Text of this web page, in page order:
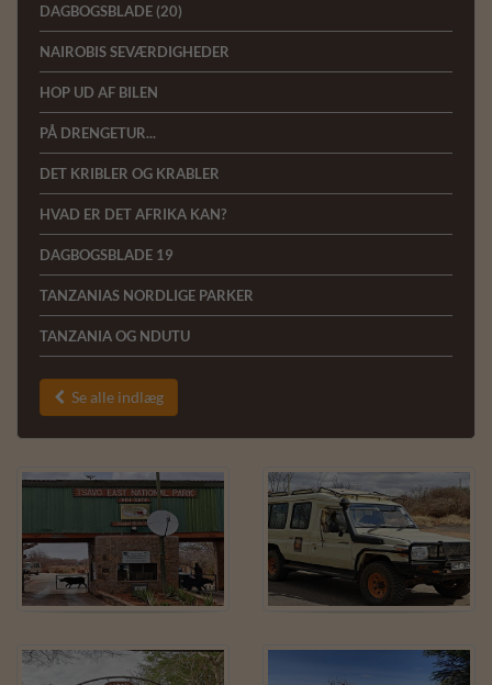
DAGBOGSBLADE (20)
NAIROBIS SEVÆRDIGHEDER
HOP UD AF BILEN
PÅ DRENGETUR...
DET KRIBLER OG KRABLER
HVAD ER DET AFRIKA KAN?
DAGBOGSBLADE 19
TANZANIAS NORDLIGE PARKER
TANZANIA OG NDUTU
 Se alle indlæg